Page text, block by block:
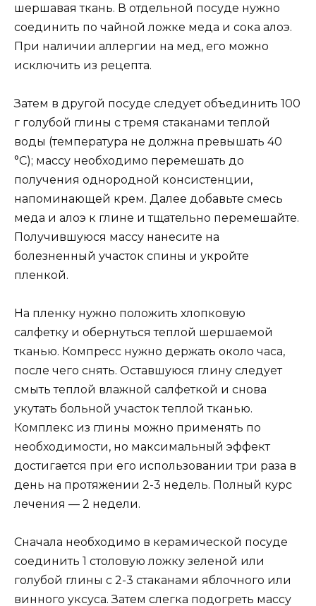
шершавая ткань. В отдельной посуде нужно
соединить по чайной ложке меда и сока алоэ.
При наличии аллергии на мед, его можно
исключить из рецепта.
Затем в другой посуде следует объединить 100
г голубой глины с тремя стаканами теплой
воды (температура не должна превышать 40
°C); массу необходимо перемешать до
получения однородной консистенции,
напоминающей крем. Далее добавьте смесь
меда и алоэ к глине и тщательно перемешайте.
Получившуюся массу нанесите на
болезненный участок спины и укройте
пленкой.
На пленку нужно положить хлопковую
салфетку и обернуться теплой шершаемой
тканью. Компресс нужно держать около часа,
после чего снять. Оставшуюся глину следует
смыть теплой влажной салфеткой и снова
укутать больной участок теплой тканью.
Комплекс из глины можно применять по
необходимости, но максимальный эффект
достигается при его использовании три раза в
день на протяжении 2-3 недель. Полный курс
лечения — 2 недели.
Сначала необходимо в керамической посуде
соединить 1 столовую ложку зеленой или
голубой глины с 2-3 стаканами яблочного или
винного уксуса. Затем слегка подогреть массу